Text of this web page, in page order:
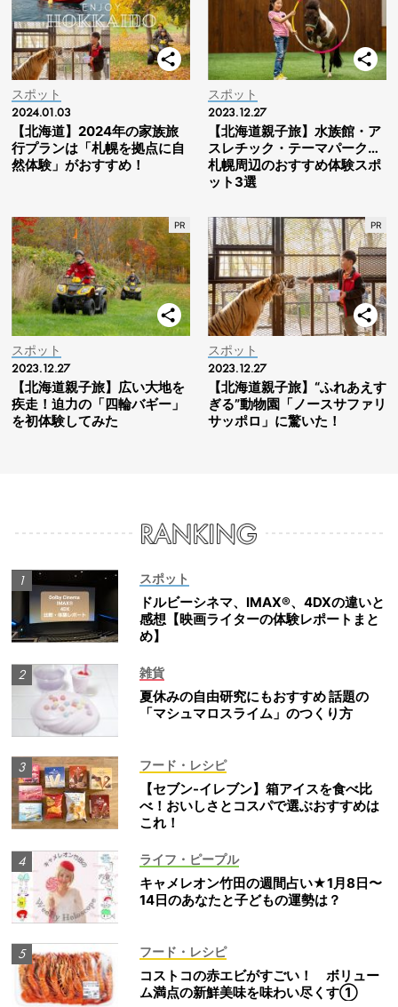
スポット
2024.01.03
【北海道】2024年の家族旅
行プランは「札幌を拠点に自
然体験」がおすすめ！
スポット
2023.12.27
【北海道親子旅】水族館・ア
スレチック・テーマパーク…
札幌周辺のおすすめ体験スポ
ット3選
スポット
2023.12.27
【北海道親子旅】広い大地を
疾走！迫力の「四輪バギー」
を初体験してみた
スポット
2023.12.27
【北海道親子旅】“ふれあえす
ぎる”動物園「ノースサファリ
サッポロ」に驚いた！
スポット
ドルビーシネマ、IMAX®、4DXの違いと
感想【映画ライターの体験レポートまと
め】
雑貨
夏休みの自由研究にもおすすめ 話題の
「マシュマロスライム」のつくり方
フード・レシピ
【セブン-イレブン】箱アイスを食べ比
べ！おいしさとコスパで選ぶおすすめは
これ！
ライフ・ピープル
キャメレオン竹田の週間占い★1月8日〜
14日のあなたと子どもの運勢は？
フード・レシピ
コストコの赤エビがすごい！ ボリュー
ム満点の新鮮美味を味わい尽くす①